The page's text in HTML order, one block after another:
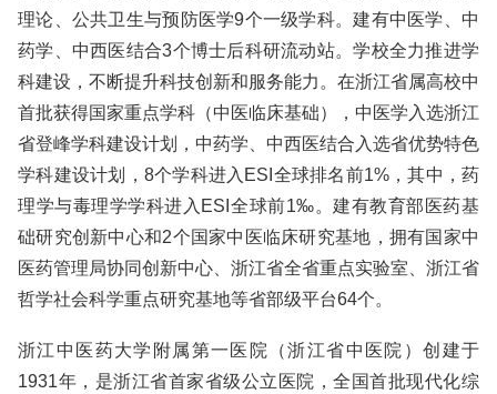
理论、公共卫生与预防医学9个一级学科。建有中医学、中
药学、中西医结合3个博士后科研流动站。学校全力推进学
科建设，不断提升科技创新和服务能力。在浙江省属高校中
首批获得国家重点学科（中医临床基础），中医学入选浙江
省登峰学科建设计划，中药学、中西医结合入选省优势特色
学科建设计划，8个学科进入ESI全球排名前1%，其中，药
理学与毒理学学科进入ESI全球前1‰。建有教育部医药基
础研究创新中心和2个国家中医临床研究基地，拥有国家中
医药管理局协同创新中心、浙江省全省重点实验室、浙江省
哲学社会科学重点研究基地等省部级平台64个。
浙江中医药大学附属第一医院（浙江省中医院）创建于
1931年，是浙江省首家省级公立医院，全国首批现代化综